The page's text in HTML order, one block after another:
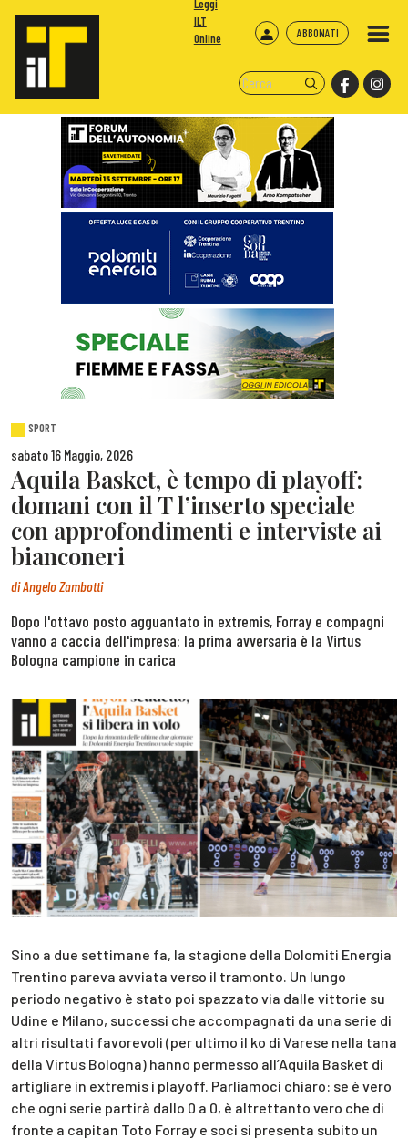
ABBONATI
Leggi
ILT
Online
SPORT
sabato 16 Maggio, 2026
Aquila Basket, è tempo di playoff:
domani con il T l’inserto speciale
con approfondimenti e interviste ai
bianconeri
diAngelo Zambotti
Dopo l'ottavo posto agguantato in extremis, Forray e compagni
vanno a caccia dell'impresa: la prima avversaria è la Virtus
Bologna campione in carica
Sino a due settimane fa, la stagione della Dolomiti Energia
Trentino pareva avviata verso il tramonto. Un lungo
periodo negativo è stato poi spazzato via dalle vittorie su
Udine e Milano, successi che accompagnati da una serie di
altri risultati favorevoli (per ultimo il ko di Varese nella tana
della Virtus Bologna) hanno permesso all’Aquila Basket di
artigliare in extremis i playoff. Parliamoci chiaro: se è vero
che ogni serie partirà dallo 0 a 0, è altrettanto vero che di
fronte a capitan Toto Forray e soci si presenta subito un